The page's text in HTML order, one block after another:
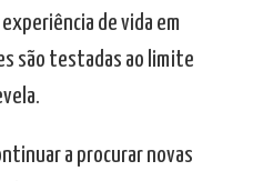
de vida em
são testadas ao limite
a procurar novas